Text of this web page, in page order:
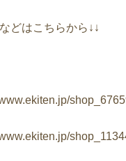
どはこちらから↓↓